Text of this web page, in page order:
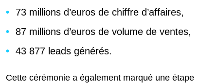
73 millions d’euros de chiffre d’affaires,
87 millions d’euros de volume de ventes,
43 877 leads générés.
Cette cérémonie a également marqué une étape